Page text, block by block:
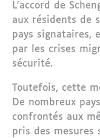
L'accord de
aux résidents de
pays signataires,
par les crises
sécurité.
Toutefois, cette
De nombreux
confrontés aux
pris des